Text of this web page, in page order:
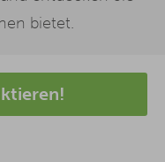
bietet.